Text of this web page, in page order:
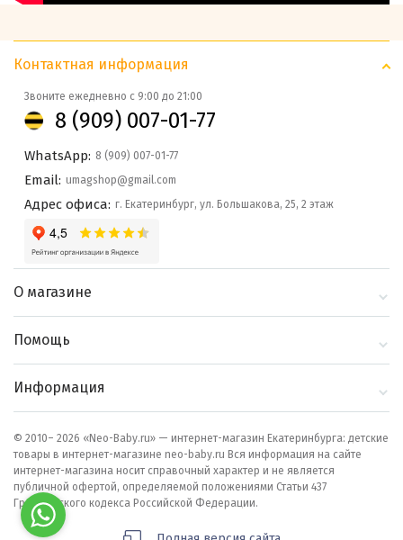
Контактная информация
Звоните ежедневно с 9:00 до 21:00
8 (909) 007-01-77
WhatsApp: 8 (909) 007-01-77
Email: umagshop@gmail.com
Адрес офиса: г. Екатеринбург, ул. Большакова, 25, 2 этаж
О магазине
Блог
Помощь
Как сделать заказ
Информация
© 2010– 2026 «Neo-Baby.ru» — интернет-магазин Екатеринбурга: детские
товары в интернет-магазине neo-baby.ru Вся информация на сайте
интернет-магазина носит справочный характер и не является
публичной офертой, определяемой положениями Статьи 437
Гражданского кодекса Российской Федерации.